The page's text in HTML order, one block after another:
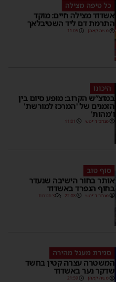
כל טיפה מצילה
אשדוד מצילה חיים: מוקד
התרמת דם ליד השטיבלאך
משה קאהן 11:05
היכונו
במוצ”ש הקרוב: מופע סיום בין
הזמנים של 'המרכז למורשת'
ו'מהות'
מנחם דויטש 11:01
סוף טוב
אותר בחור הישיבה שנעדר
בחוף הנפרד באשדוד
מנחם דויטש 22:08 3 תגובות
סגירת מעגל מהירה
המשטרה עצרה קטין בחשד
שדקר נער באשדוד
משה קאהן 21:59